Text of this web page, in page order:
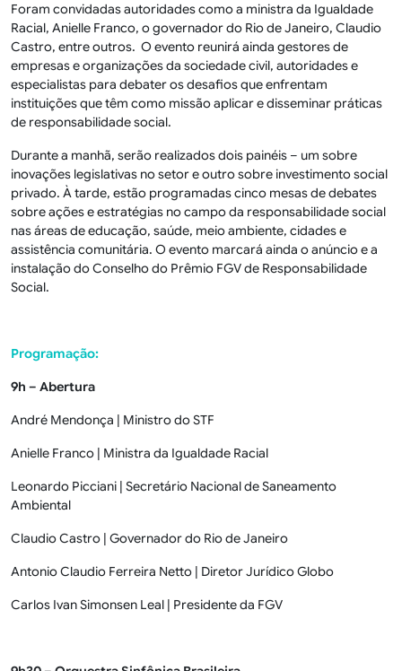
Foram convidadas autoridades como a ministra da Igualdade
Racial, Anielle Franco, o governador do Rio de Janeiro, Claudio
Castro, entre outros. O evento reunirá ainda gestores de
empresas e organizações da sociedade civil, autoridades e
especialistas para debater os desafios que enfrentam
instituições que têm como missão aplicar e disseminar práticas
de responsabilidade social.
Durante a manhã, serão realizados dois painéis – um sobre
inovações legislativas no setor e outro sobre investimento social
privado. À tarde, estão programadas cinco mesas de debates
sobre ações e estratégias no campo da responsabilidade social
nas áreas de educação, saúde, meio ambiente, cidades e
assistência comunitária. O evento marcará ainda o anúncio e a
instalação do Conselho do Prêmio FGV de Responsabilidade
Social.
Programação:
9h – Abertura
André Mendonça | Ministro do STF
Anielle Franco | Ministra da Igualdade Racial
Leonardo Picciani | Secretário Nacional de Saneamento
Ambiental
Claudio Castro | Governador do Rio de Janeiro
Antonio Claudio Ferreira Netto | Diretor Jurídico Globo
Carlos Ivan Simonsen Leal | Presidente da FGV